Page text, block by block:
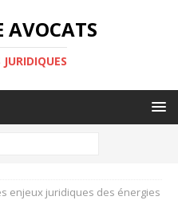
enjeux juridiques des énergies